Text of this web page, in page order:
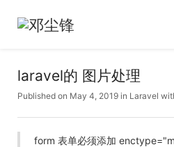
laravel的 图片处理
Published on May 4, 2019 in Laravel
form 表单必须添加